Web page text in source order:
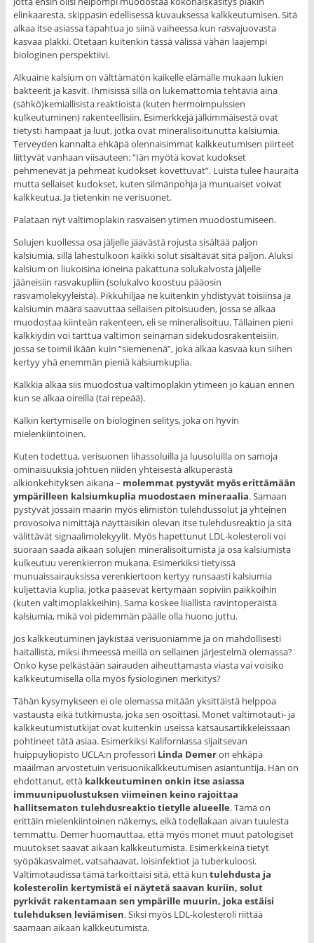
elinkaaresta, skippasin edellisessä kuvauksessa kalkkeutumisen. Sitä
alkaa itse asiassa tapahtua jo siinä vaiheessa kun rasvajuovasta
kasvaa plakki. Otetaan kuitenkin tässä välissä vähän laajempi
biologinen perspektiivi.
Alkuaine kalsium on välttämätön kaikelle elämälle mukaan lukien
bakteerit ja kasvit. Ihmisissä sillä on lukemattomia tehtäviä aina
(sähkö)kemiallisista reaktioista (kuten hermoimpulssien
kulkeutuminen) rakenteellisiin. Esimerkkejä jälkimmäisestä ovat
tietysti hampaat ja luut, jotka ovat mineralisoitunutta kalsiumia.
Terveyden kannalta ehkäpä olennaisimmat kalkkeutumisen piirteet
liittyvät vanhaan viisauteen: “Iän myötä kovat kudokset
pehmenevät ja pehmeät kudokset kovettuvat”. Luista tulee hauraita
mutta sellaiset kudokset, kuten silmänpohja ja munuaiset voivat
kalkkeutua. Ja tietenkin ne verisuonet.
Palataan nyt valtimoplakin rasvaisen ytimen muodostumiseen.
Solujen kuollessa osa jäljelle jäävästä rojusta sisältää paljon
kalsiumia, sillä lähestulkoon kaikki solut sisältävät sitä paljon. Aluksi
kalsium on liukoisina ioneina pakattuna solukalvosta jäljelle
jääneisiin rasvakupliin (solukalvo koostuu pääosin
rasvamolekyyleistä). Pikkuhiljaa ne kuitenkin yhdistyvät toisiinsa ja
kalsiumin määrä saavuttaa sellaisen pitoisuuden, jossa se alkaa
muodostaa kiinteän rakenteen, eli se mineralisoituu. Tällainen pieni
kalkkiydin voi tarttua valtimon seinämän sidekudosrakenteisiin,
jossa se toimii ikään kuin “siemenenä”, joka alkaa kasvaa kun siihen
kertyy yhä enemmän pieniä kalsiumkuplia.
Kalkkia alkaa siis muodostua valtimoplakin ytimeen jo kauan ennen
kun se alkaa oireilla (tai repeää).
Kalkin kertymiselle on biologinen selitys, joka on hyvin
mielenkiintoinen.
Kuten todettua, verisuonen lihassoluilla ja luusoluilla on samoja
ominaisuuksia johtuen niiden yhteisestä alkuperästä
alkionkehityksen aikana – molemmat pystyvät myös erittämään
ympärilleen kalsiumkuplia muodostaen mineraalia. Samaan
pystyvät jossain määrin myös elimistön tulehdussolut ja yhteinen
provosoiva nimittäjä näyttäisikin olevan itse tulehdusreaktio ja sitä
välittävät signaalimolekyylit. Myös hapettunut LDL-kolesteroli voi
suoraan saada aikaan solujen mineralisoitumista ja osa kalsiumista
kulkeutuu verenkierron mukana. Esimerkiksi tietyissä
munuaissairauksissa verenkiertoon kertyy runsaasti kalsiumia
kuljettavia kuplia, jotka pääsevät kertymään sopiviin paikkoihin
(kuten valtimoplakkeihin). Sama koskee liiallista ravintoperäistä
kalsiumia, mikä voi pidemmän päälle olla huono juttu.
Jos kalkkeutuminen jäykistää verisuoniamme ja on mahdollisesti
haitallista, miksi ihmeessä meillä on sellainen järjestelmä olemassa?
Onko kyse pelkästään sairauden aiheuttamasta viasta vai voisiko
kalkkeutumisella olla myös fysiologinen merkitys?
Tähän kysymykseen ei ole olemassa mitään yksittäistä helppoa
vastausta eikä tutkimusta, joka sen osoittasi. Monet valtimotauti- ja
kalkkeutumistutkijat ovat kuitenkin useissa katsausartikkeleissaan
pohtineet tätä asiaa. Esimerkiksi Kaliforniassa sijaitsevan
huippuyliopisto UCLA:n professori Linda Demeron ehkäpä
maailman arvostetuin verisuonikalkkeutumisen asiantuntija. Hän on
ehdottanut, että kalkkeutuminen onkin itse asiassa
immuunipuolustuksen viimeinen keino rajoittaa
hallitsematon tulehdusreaktio tietylle alueelle. Tämä on
erittäin mielenkiintoinen näkemys, eikä todellakaan aivan tuulesta
temmattu. Demer huomauttaa, että myös monet muut patologiset
muutokset saavat aikaan kalkkeutumista. Esimerkkeinä tietyt
syöpäkasvaimet, vatsahaavat, loisinfektiot ja tuberkuloosi.
Valtimotaudissa tämä tarkoittaisi sitä, että kun tulehdusta ja
kolesterolin kertymistä ei näytetä saavan kuriin, solut
pyrkivät rakentamaan sen ympärille muurin, joka estäisi
tulehduksen leviämisen. Siksi myös LDL-kolesteroli riittää
saamaan aikaan kalkkeutumista.